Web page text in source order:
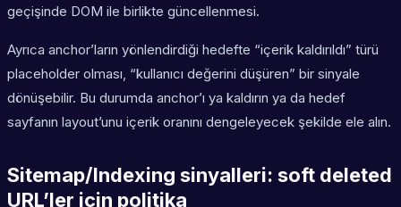
geçişinde DOM ile birlikte güncellenmesi.
Ayrıca anchor’ların yönlendirdiği hedefte “içerik kaldırıldı” türü
placeholder olması, “kullanıcı değerini düşüren” bir sinyale
dönüşebilir. Bu durumda anchor’ı ya kaldırın ya da hedef
sayfanın layout’unu içerik oranını dengeleyecek şekilde ele alın.
Sitemap/Indexing sinyalleri: soft deleted
URL’ler için politika